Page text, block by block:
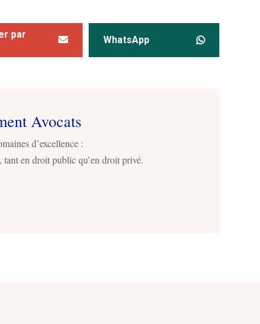
par
WhatsApp
Avocats
d’excellence :
en droit public qu’en droit privé.